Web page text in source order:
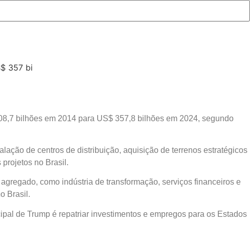
bilhões em 2014 para US$ 357,8 bilhões em 2024, segundo
de centros de distribuição, aquisição de terrenos estratégicos
no Brasil.
como indústria de transformação, serviços financeiros e
Brasil.
de Trump é repatriar investimentos e empregos para os Estados